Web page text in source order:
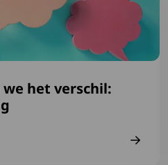
het verschil: